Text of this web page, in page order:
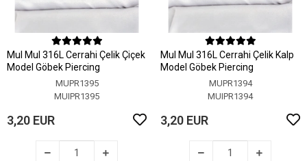
MuI MuI 316L Cerrahi Çelik Çiçek
Model Göbek Piercing
MUPR1395
MUIPR1395
3,20 EUR
MuI MuI 316L Cerrahi Çelik Kalp
Model Göbek Piercing
MUPR1394
MUIPR1394
3,20 EUR